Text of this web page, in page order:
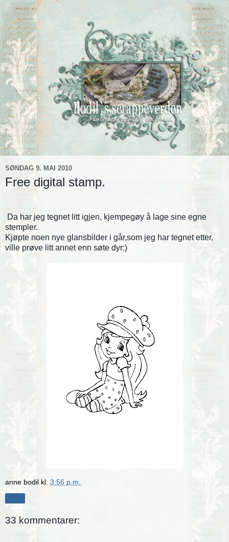
SØNDAG 9. MAI 2010
Free digital stamp.
Da har jeg tegnet litt igjen, kjempegøy å lage sine egne
stempler.
Kjøpte noen nye glansbilder i går,som jeg har tegnet etter,
ville prøve litt annet enn søte dyr:)
anne bodil kl. 3:56 p.m.
33 kommentarer: